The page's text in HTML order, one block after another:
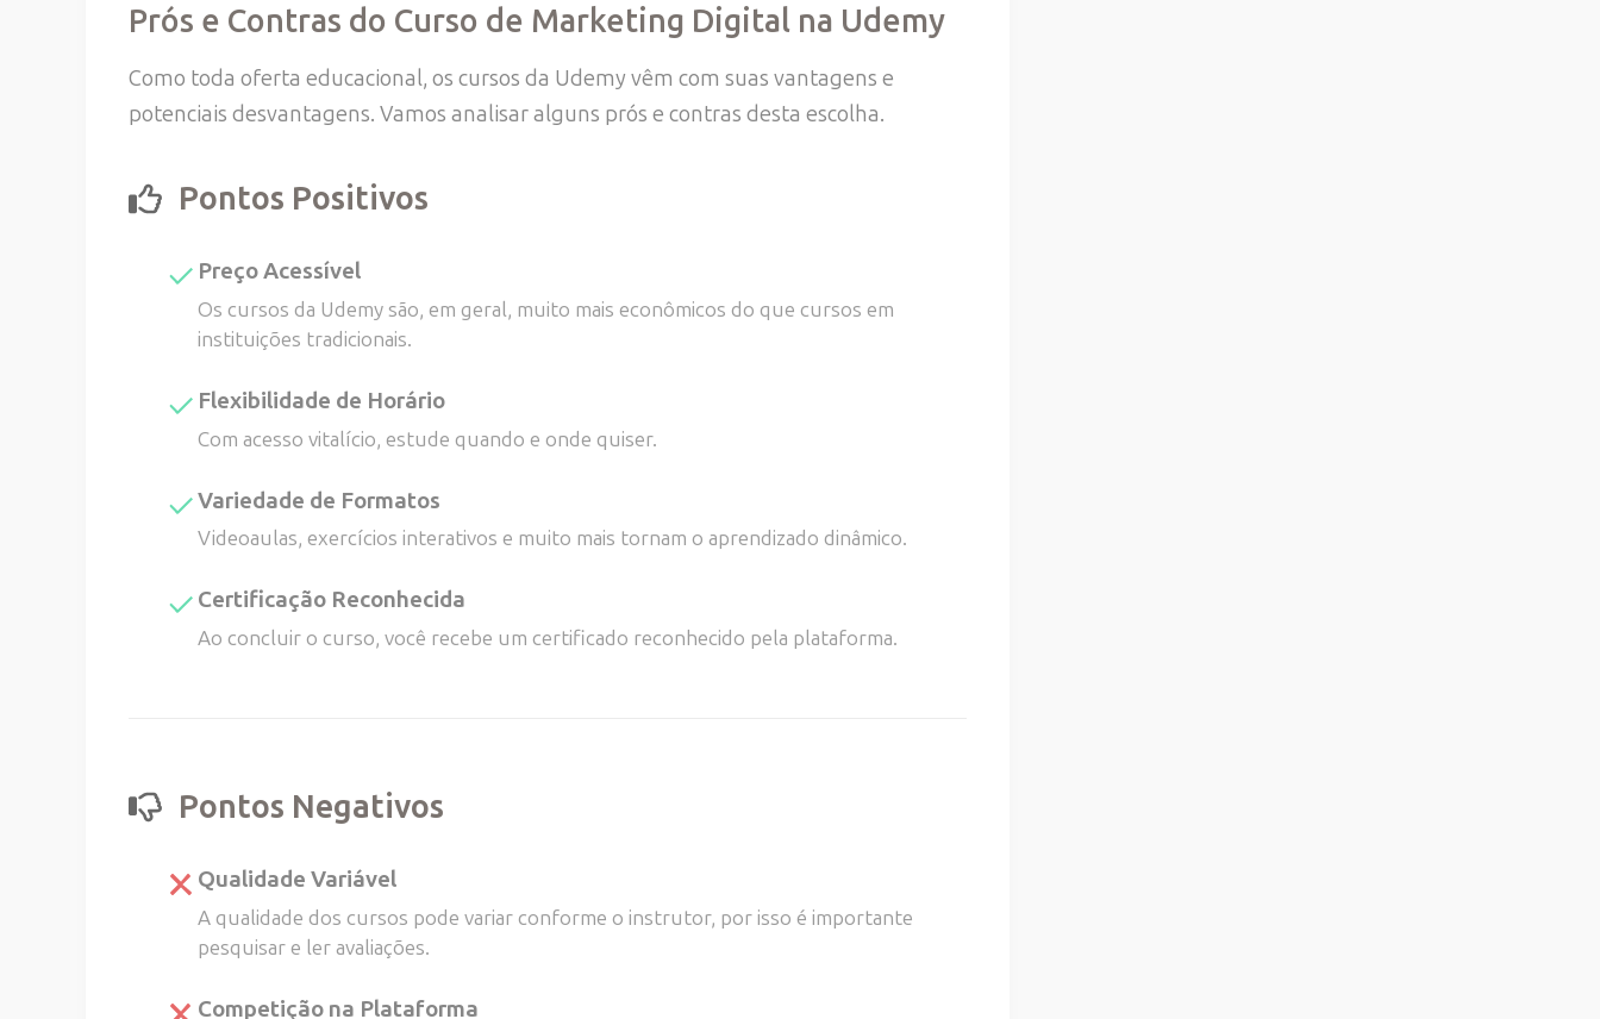
Prós e Contras do Curso de Marketing Digital na Udemy
Como toda oferta educacional, os cursos da Udemy vêm com suas vantagens e
potenciais desvantagens. Vamos analisar alguns prós e contras desta escolha.
Pontos Positivos
Preço Acessível
Os cursos da Udemy são, em geral, muito mais econômicos do que cursos em
instituições tradicionais.
Flexibilidade de Horário
Com acesso vitalício, estude quando e onde quiser.
Variedade de Formatos
Videoaulas, exercícios interativos e muito mais tornam o aprendizado dinâmico.
Certificação Reconhecida
Ao concluir o curso, você recebe um certificado reconhecido pela plataforma.
Pontos Negativos
Qualidade Variável
A qualidade dos cursos pode variar conforme o instrutor, por isso é importante
pesquisar e ler avaliações.
Competição na Plataforma